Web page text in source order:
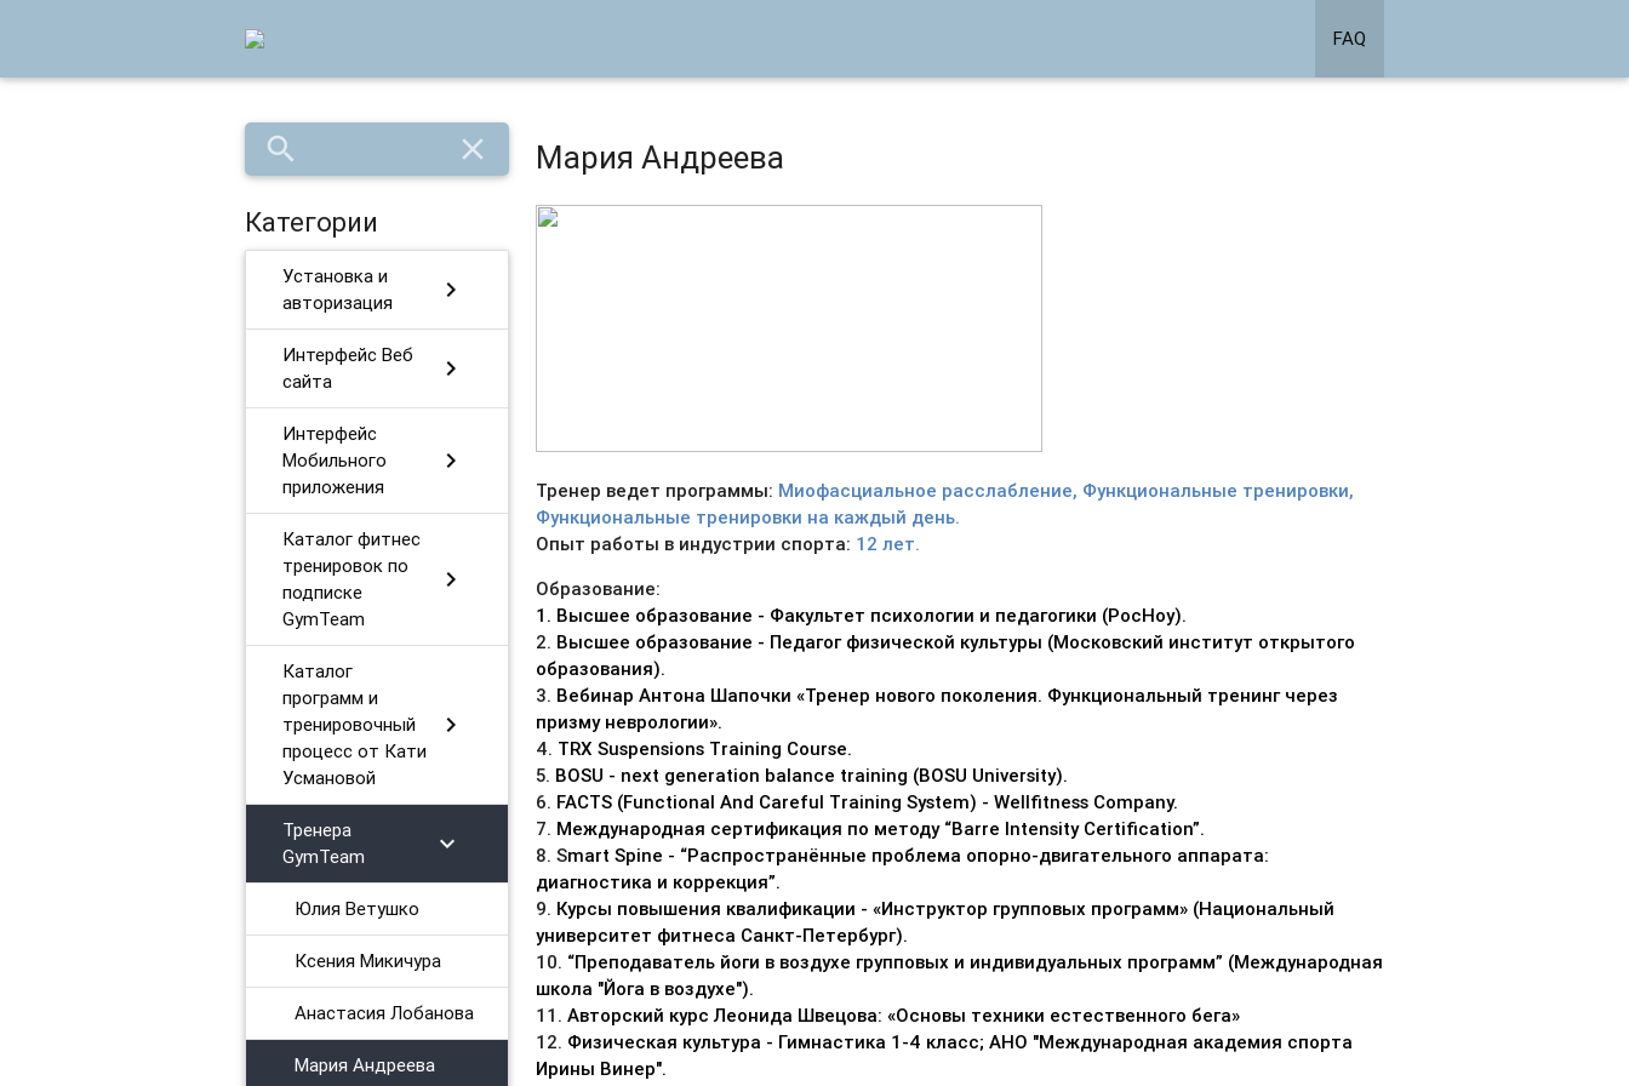
FAQ
search close
Категории
Установка и
авторизация
chevron_right
Интерфейс Веб
сайта
chevron_right
Интерфейс
Мобильного
приложения
chevron_right
Каталог фитнес
тренировок по
подписке
GymTeam
chevron_right
Каталог
программ и
тренировочный
процесс от Кати
Усмановой
chevron_right
Тренера
GymTeam
chevron_right
Юлия Ветушко
Ксения Микичура
Анастасия Лобанова
Мария Андреева
Мария Андреева
Тренер ведет программы: Миофасциальное расслабление, Функциональные тренировки,
Функциональные тренировки на каждый день.
Опыт работы в индустрии спорта: 12 лет.
Образование:
1. Высшее образование - Факультет психологии и педагогики (РосНоу).
2. Высшее образование - Педагог физической культуры (Московский институт открытого
образования).
3. Вебинар Антона Шапочки «Тренер нового поколения. Функциональный тренинг через
призму неврологии».
4. TRX Suspensions Training Course.
5. BOSU - next generation balance training (BOSU University).
6. FACTS (Functional And Careful Training System) - Wellfitness Company.
7. Международная сертификация по методу “Barre Intensity Certification”.
8.Smart Spine - “Распространённые проблема опорно-двигательного аппарата:
диагностика и коррекция”.
9. Курсы повышения квалификации - «Инструктор групповых программ» (Национальный
университет фитнеса Санкт-Петербург).
10. “Преподаватель йоги в воздухе групповых и индивидуальных программ” (Международная
школа "Йога в воздухе").
11.Авторский курс Леонида Швецова: «Основы техники естественного бега»
12. Физическая культура - Гимнастика 1-4 класс; АНО "Международная академия спорта
Ирины Винер".